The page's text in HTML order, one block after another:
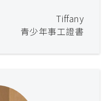
Tiffany
青少年事工證書